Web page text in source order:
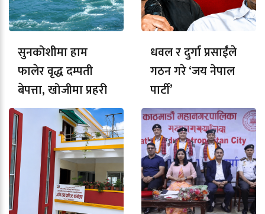
सुनकोशीमा हाम
फालेर वृद्ध दम्पती
बेपत्ता, खोजीमा प्रहरी
धवल र दुर्गा प्रसाईंले
गठन गरे ‘जय नेपाल
पार्टी’